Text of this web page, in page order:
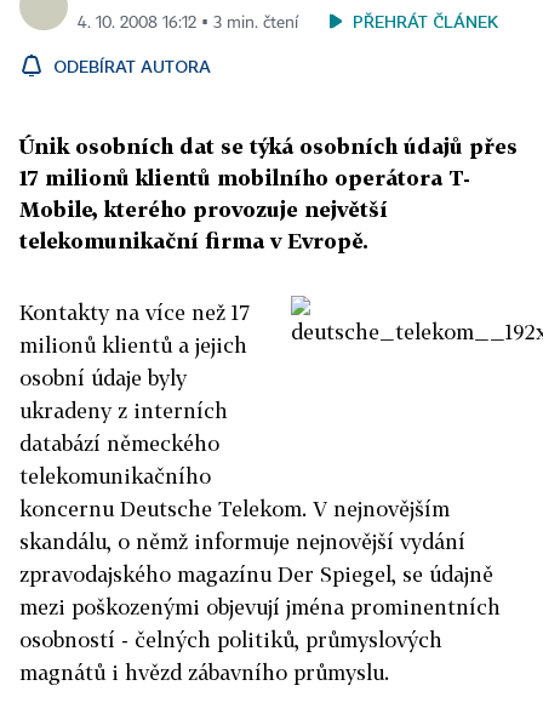
4. 10. 2008 16:12 ▪ 3 min. čtení PŘEHRÁT ČLÁNEK
ODEBÍRAT AUTORA
Únik osobních dat se týká osobních údajů přes
17 milionů klientů mobilního operátora T-
Mobile, kterého provozuje největší
telekomunikační firma v Evropě.
Kontakty na více než 17
milionů klientů a jejich
osobní údaje byly
ukradeny z interních
databází německého
telekomunikačního
koncernu Deutsche Telekom. V nejnovějším
skandálu, o němž informuje nejnovější vydání
zpravodajského magazínu Der Spiegel, se údajně
mezi poškozenými objevují jména prominentních
osobností - čelných politiků, průmyslových
magnátů i hvězd zábavního průmyslu.